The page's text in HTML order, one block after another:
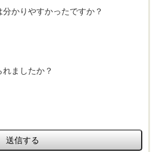
かりやすかったですか？
ましたか？